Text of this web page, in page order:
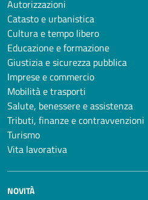
Autorizzazioni
Catasto e urbanistica
Cultura e tempo libero
Educazione e formazione
Giustizia e sicurezza pubblica
Imprese e commercio
Mobilità e trasporti
Salute, benessere e assistenza
Tributi, finanze e contravvenzioni
Turismo
Vita lavorativa
NOVITÀ